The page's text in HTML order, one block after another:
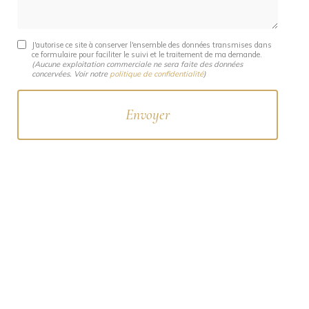
J'autorise ce site à conserver l'ensemble des données transmises dans
ce formulaire pour faciliter le suivi et le traitement de ma demande.
(Aucune exploitation commerciale ne sera faite des données
concervées. Voir notre politique de confidentialité)